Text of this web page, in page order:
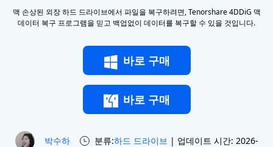
맥 손상된 외장 하드 드라이브에서 파일을 복구하려면, Tenorshare 4DDiG 맥
데이터 복구 프로그램을 믿고 백업없이 데이터를 복구할 수 있을 것입니다.
바로 구매
바로 구매
박수하 분류:하드 드라이브 | 업데이트 시간: 2026-